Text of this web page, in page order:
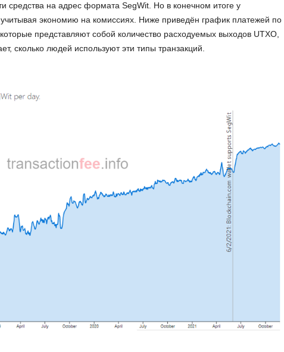
средства на адрес формата SegWit. Но в конечном итоге у
экономию на комиссиях. Ниже приведён график платежей по
представляют собой количество расходуемых выходов UTXO,
сколько людей используют эти типы транзакций.